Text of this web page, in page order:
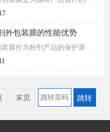
外包装膜的性能优势
粉剂外包装膜作为粉剂产品的保护屏障，具有一系列良好的性能优势，确保产品在储存、运输和使用过程中的安全性和稳定性。1、粉剂外包装膜具备良好的阻隔性能。它能够有效地阻挡氧气、水分、油脂...
末页